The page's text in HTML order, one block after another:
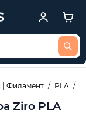
| Филамент PLA
Ziro PLA